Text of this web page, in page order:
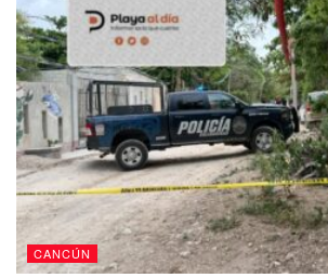
encontraban devoradas por la fauna
CANCÚN